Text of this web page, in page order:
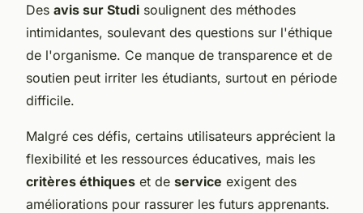
Des avis sur Studi soulignent des méthodes
intimidantes, soulevant des questions sur l'éthique
de l'organisme. Ce manque de transparence et de
soutien peut irriter les étudiants, surtout en période
difficile.
Malgré ces défis, certains utilisateurs apprécient la
flexibilité et les ressources éducatives, mais les
critères éthiques et de service exigent des
améliorations pour rassurer les futurs apprenants.